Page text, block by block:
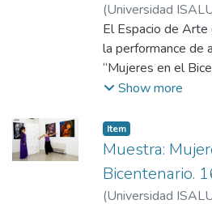
(Universidad
Departamento de
Universidad
El Espacio de Arte
la performance de
“Mujeres en el
Dufort.
Show more
Item
Muestra:
Bicentenario.
(Universidad